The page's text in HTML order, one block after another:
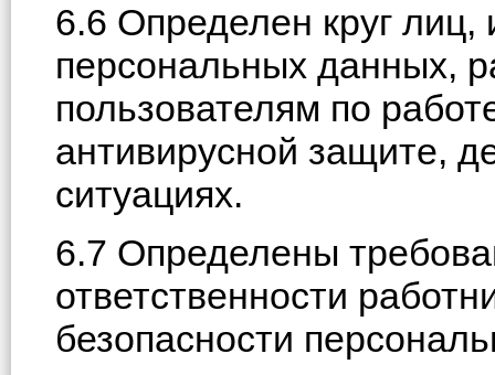
6.6 Определен круг
персональных данных,
пользователям по
антивирусной защите,
ситуациях.
6.7 Определены
ответственности
безопасности